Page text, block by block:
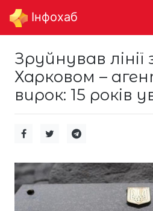
Інфохаб
Зруйнував
Харковом –
вирок: 15 років